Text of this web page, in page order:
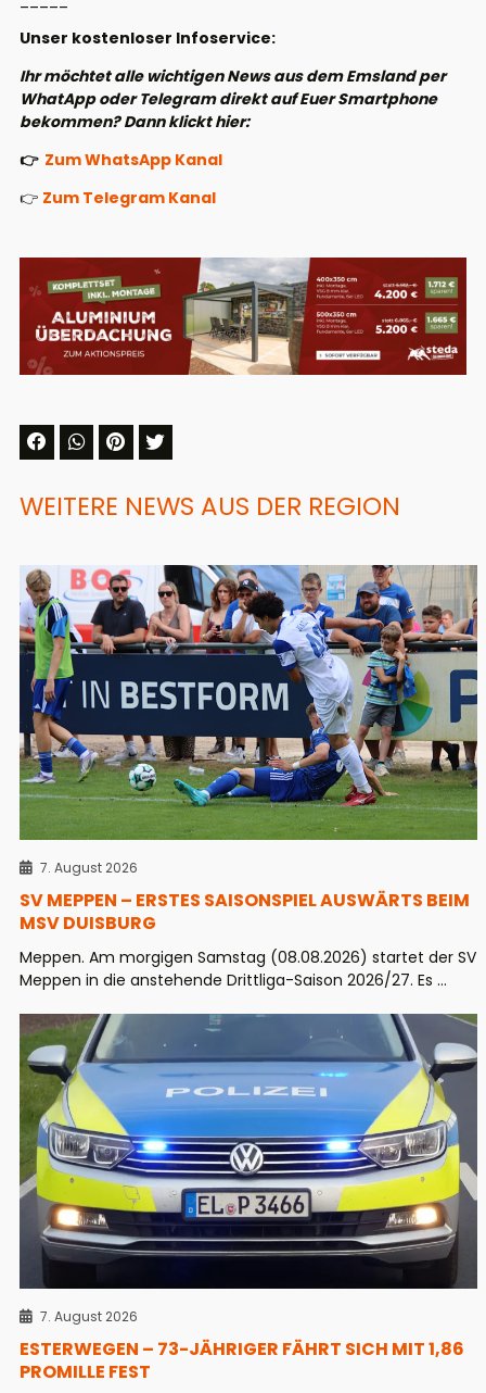
Unser kostenloser Infoservice:
Ihr möchtet alle wichtigen News aus dem Emsland per
WhatApp oder Telegram direkt auf Euer Smartphone
bekommen? Dann klickt hier:
👉 Zum WhatsApp Kanal
👉 Zum Telegram Kanal
WEITERE NEWS AUS DER REGION
7. August 2026
SV MEPPEN – ERSTES SAISONSPIEL AUSWÄRTS BEIM
MSV DUISBURG
Meppen. Am morgigen Samstag (08.08.2026) startet der SV
Meppen in die anstehende Drittliga-Saison 2026/27. Es ...
7. August 2026
ESTERWEGEN – 73-JÄHRIGER FÄHRT SICH MIT 1,86
PROMILLE FEST